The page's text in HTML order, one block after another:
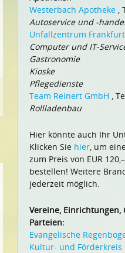
Westerbach Apotheke ,
Autoservice und -
Unfallzentrum Frankfurt
Computer und IT-
Gastronomie
Kioske
Pflegedienste
Team Reinert GmbH ,
Rollladenbau
Hier könnte auch Ihr
Klicken Sie hier, um
zum Preis von EUR
bestellen! Weitere
jederzeit möglich.
Vereine, Einrichtungen,
Parteien:
Evangelische
Kultur- und Förderkreis